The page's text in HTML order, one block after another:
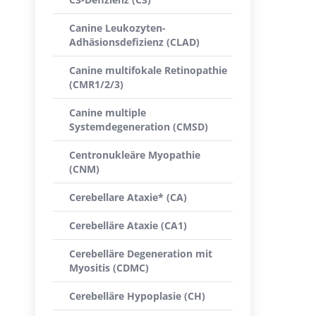
Canine Leukozyten-
Adhäsionsdefizienz (CLAD)
Canine multifokale Retinopathie
(CMR1/2/3)
Canine multiple
Systemdegeneration (CMSD)
Centronukleäre Myopathie
(CNM)
Cerebellare Ataxie* (CA)
Cerebelläre Ataxie (CA1)
Cerebelläre Degeneration mit
Myositis (CDMC)
Cerebelläre Hypoplasie (CH)